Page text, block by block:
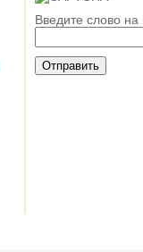
Введите слово на